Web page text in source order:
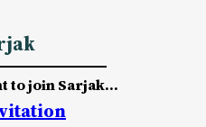
to join Sarjak…